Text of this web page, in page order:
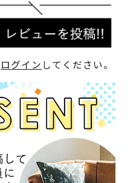
ログイン してください。